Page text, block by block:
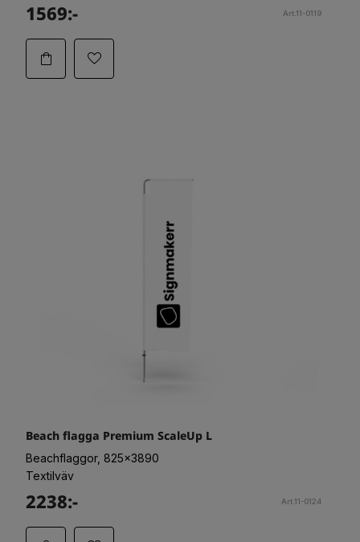
1569:- Art.11-0119
Beach flagga Premium ScaleUp L
Beachflaggor, 825x3890
Textilväv
2238:- Art.11-0124